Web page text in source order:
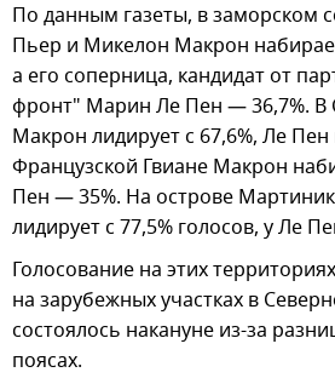
По данным газеты, в заморском
Пьер и Микелон Макрон
а его соперница, кандидат от
фронт" Марин Ле Пен — 36,7%. В
Макрон лидирует с 67,6%, Ле Пен
Французской Гвиане Макрон
Пен — 35%. На острове
лидирует с 77,5% голосов, у Ле
Голосование на этих
на зарубежных участках в
состоялось накануне из-за
поясах.